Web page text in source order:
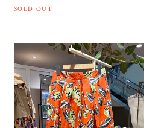
SOLD OUT